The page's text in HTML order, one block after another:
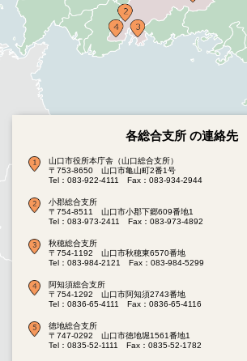
各総合支所 の連絡先
山口市役所本庁舎（山口総合支所）
〒753-8650 山口市亀山町2番1号
Tel：083-922-4111
Fax：083-934-2944
小郡総合支所
〒754-8511 山口市小郡下郷609番地1
Tel：083-973-2411
Fax：083-973-4892
秋穂総合支所
〒754-1192 山口市秋穂東6570番地
Tel：083-984-2121
Fax：083-984-5299
阿知須総合支所
〒754-1292 山口市阿知須2743番地
Tel：0836-65-4111
Fax：0836-65-4116
徳地総合支所
〒747-0292 山口市徳地堀1561番地1
Tel：0835-52-1111
Fax：0835-52-1782